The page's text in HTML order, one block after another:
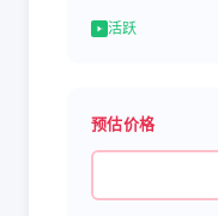
活跃
预估价格